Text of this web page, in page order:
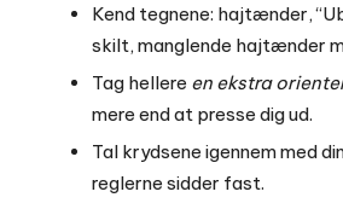
Kend tegnene: hajtænder,
skilt, manglende hajtænder
Tag hellere en ekstra
mere end at presse dig ud.
Tal krydsene igennem med
reglerne sidder fast.